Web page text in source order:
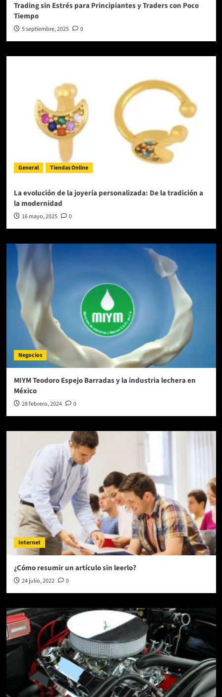
Trading sin Estrés para Principiantes y Traders con Poco
Tiempo
5 septiembre, 2025 0
General Tiendas Online
La evolución de la joyería personalizada: De la tradición a
la modernidad
16 mayo, 2025 0
Negocios
MIYM Teodoro Espejo Barradas y la industria lechera en
México
28 febrero, 2024 0
Internet
¿Cómo resumir un artículo sin leerlo?
24 julio, 2022 0